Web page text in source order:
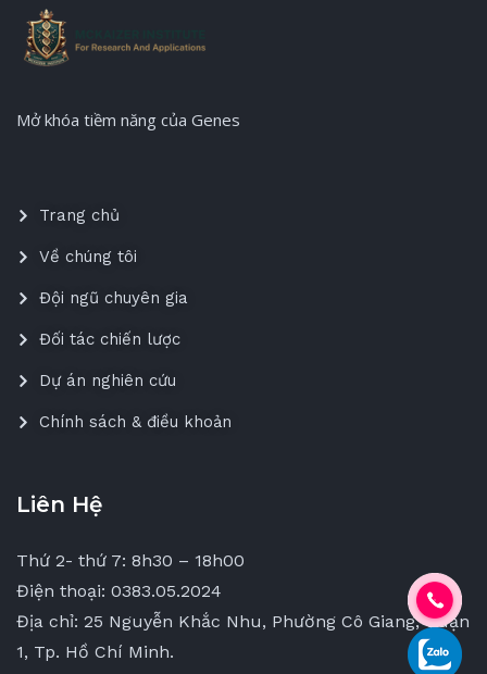
Mở khóa tiềm năng của Genes
Trang chủ
Về chúng tôi
Đội ngũ chuyên gia
Đối tác chiến lược
Dự án nghiên cứu
Chính sách & điều khoản
Liên Hệ
Thứ 2- thứ 7: 8h30 – 18h00
Điện thoại: 0383.05.2024
Địa chỉ: 25 Nguyễn Khắc Nhu, Phường Cô Giang, Quận
1, Tp. Hồ Chí Minh.